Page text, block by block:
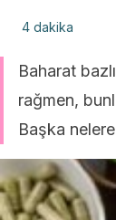
4 dakika
Baharat
rağmen,
Başka